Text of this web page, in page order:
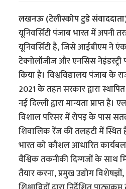
लखनऊ (टेलीस्कोप टुडे
यूनिवर्सिटी पंजाब भारत में अपनी
यूनिवर्सिटी है, जिसे आईबीएम ने
टेक्नोलॉजीज और एनसिस नेइंडस्ट्री
किया है। विश्वविद्यालय पंजाब के
2021 के तहत सरकार द्वारा
नई दिल्ली द्वारा मान्यता प्राप्त
विशाल परिसर में रोपड़ के पास
शिवालिक रेंज की तलहटी में स्थित
भारत को कौशल आधारित
वैश्विक तकनीकी दिग्गजों के साथ
तैयार करना, प्रमुख उद्योग